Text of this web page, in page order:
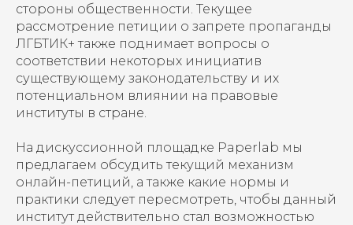
стороны общественности. Текущее
рассмотрение петиции о запрете пропаганды
ЛГБТИК+ также поднимает вопросы о
соответствии некоторых инициатив
существующему законодательству и их
потенциальном влиянии на правовые
институты в стране.
На дискуссионной площадке Paperlab мы
предлагаем обсудить текущий механизм
онлайн-петиций, а также какие нормы и
практики следует пересмотреть, чтобы данный
институт действительно стал возможностью